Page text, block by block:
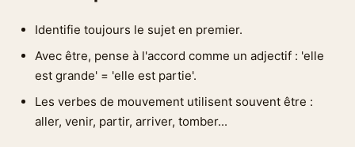
Identifie toujours le sujet en premier.
Avec être, pense à l'accord comme un adjectif : 'elle
est grande' = 'elle est partie'.
Les verbes de mouvement utilisent souvent être :
aller, venir, partir, arriver, tomber...